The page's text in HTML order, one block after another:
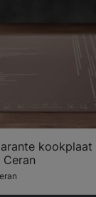
kookplaat |